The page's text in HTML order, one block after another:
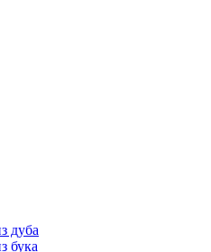
дуба
бука